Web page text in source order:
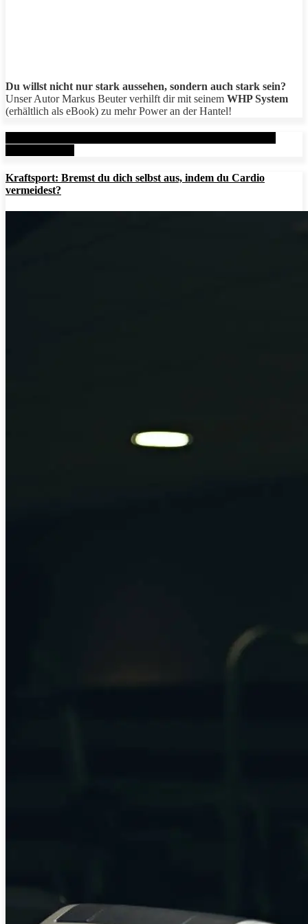
Du willst nicht nur stark aussehen, sondern auch stark sein?
Unser Autor Markus Beuter verhilft dir mit seinem WHP System
(erhältlich als eBook) zu mehr Power an der Hantel!
Kraftsport: Bremst du dich selbst aus, indem du Cardio
vermeidest?